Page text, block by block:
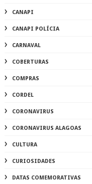
CANAPI
CANAPI POLÍCIA
CARNAVAL
COBERTURAS
COMPRAS
CORDEL
CORONAVIRUS
CORONAVIRUS ALAGOAS
CULTURA
CURIOSIDADES
DATAS COMEMORATIVAS